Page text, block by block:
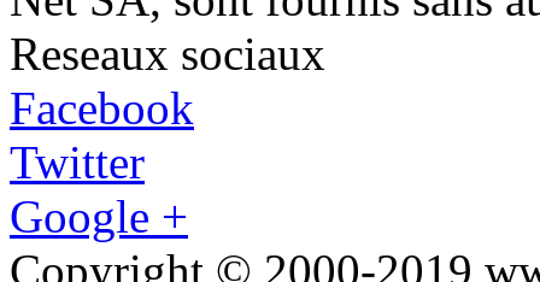
Reseaux sociaux
Facebook
Twitter
Google +
Copyright © 2000-2019